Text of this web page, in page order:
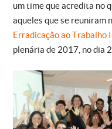
um time que acredita no
aqueles que se reuniram
Erradicação ao Trabalho
plenária de 2017, no dia